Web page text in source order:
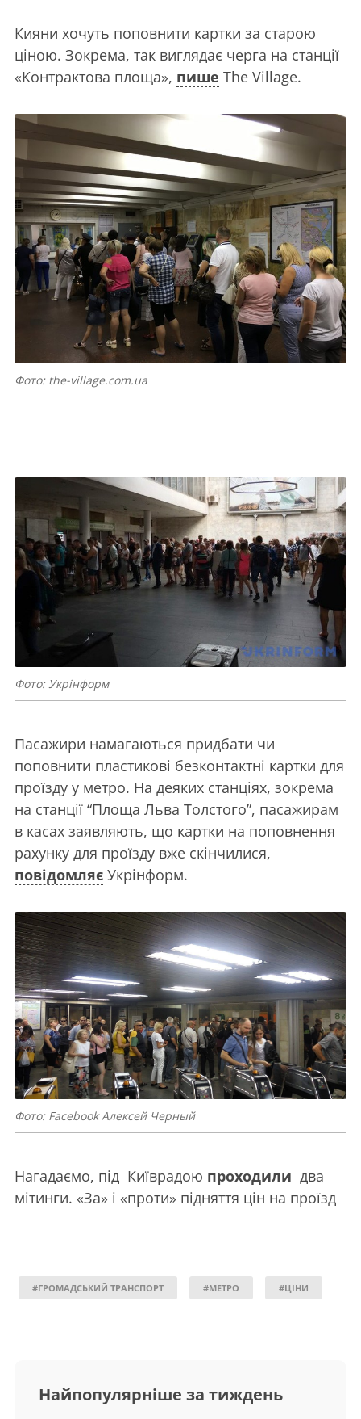
Кияни хочуть поповнити картки за старою
ціною. Зокрема, так виглядає черга на станції
«Контрактова площа», пише The Village.
Фото: the-village.com.ua
Фото: Укрінформ
Пасажири намагаються придбати чи
поповнити пластикові безконтактні картки для
проїзду у метро. На деяких станціях, зокрема
на станції “Площа Льва Толстого”, пасажирам
в касах заявляють, що картки на поповнення
рахунку для проїзду вже скінчилися,
повідомляє Укрінформ.
Фото: Facebook Алексей Черный
Нагадаємо, під Київрадою проходили два
мітинги. «За» і «проти» підняття цін на проїзд
#ГРОМАДСЬКИЙ ТРАНСПОРТ #МЕТРО #ЦІНИ
Найпопулярніше за тиждень